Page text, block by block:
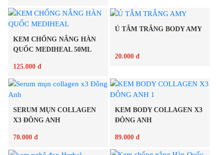
Chi tiết
Chi tiết
KEM CHỐNG NẮNG HÀN
QUỐC MEDIHEAL 50ML
125.000 đ
Ủ TẮM TRẮNG BODY AMY
20.000 đ
Chi tiết
SERUM MỤN COLLAGEN
X3 ĐÔNG ANH
70.000 đ
KEM BODY COLLAGEN X3
ĐÔNG ANH
89.000 đ